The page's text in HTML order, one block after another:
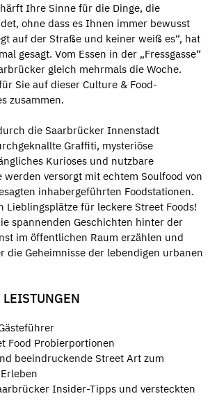
Ihre Sinne für die Dinge, die
ohne dass es Ihnen immer bewusst
auf der Straße und keiner weiß es“, hat
gesagt. Vom Essen in der „Fressgasse“
gleich mehrmals die Woche.
Sie auf dieser Culture & Food-
zusammen.
die Saarbrücker Innenstadt
Graffiti, mysteriöse
Kurioses und nutzbare
werden versorgt mit echtem Soulfood von
inhabergeführten Foodstationen.
Lieblingsplätze für leckere Street Foods!
spannenden Geschichten hinter der
im öffentlichen Raum erzählen und
die Geheimnisse der lebendigen urbanen
Food Probierportionen
beeindruckende Street Art zum
Insider-Tipps und versteckten